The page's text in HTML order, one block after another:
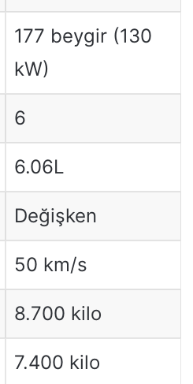
177 beygir (130
kW)
6
6.06L
Değişken
50 km/s
8.700 kilo
7.400 kilo